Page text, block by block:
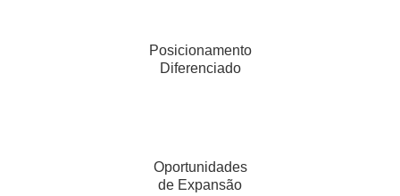
Posicionamento
Diferenciado
Oportunidades
de Expansão